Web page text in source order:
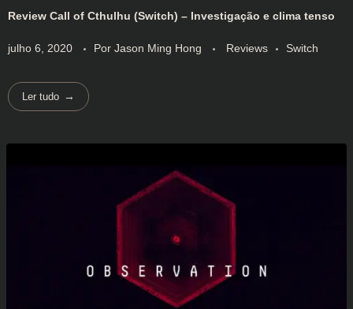
Review Call of Cthulhu (Switch) – Investigação e clima tenso
julho 6, 2020 Por Jason Ming Hong Reviews Switch
Ler tudo